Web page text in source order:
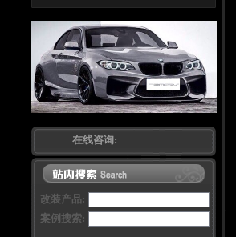
在线咨询:
改装产品:
案例搜索: